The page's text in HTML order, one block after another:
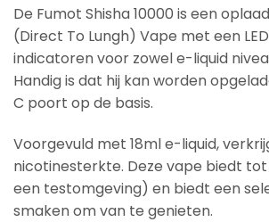
De Fumot Shisha 10000 is een
(Direct To Lungh) Vape met een
indicatoren voor zowel e-liquid
Handig is dat hij kan worden
C poort op de basis.
Voorgevuld met 18ml e-liquid,
nicotinesterkte. Deze vape biedt tot
een testomgeving) en biedt een
smaken om van te genieten.